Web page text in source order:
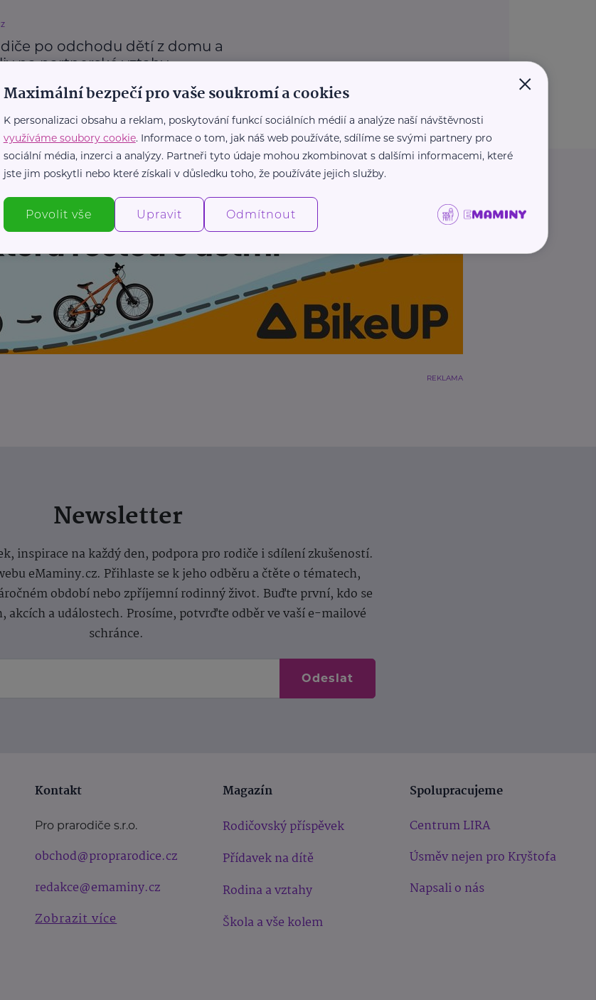
po odchodu dětí z domu a
na partnerské vztahy
Vztahy
REKLAMA
Newsletter
inspirace na každý den, podpora pro rodiče i sdílení zkušeností.
eMaminy.cz. Přihlaste se k jeho odběru a čtěte o tématech,
období nebo zpříjemní rodinný život. Buďte první, kdo se
akcích a událostech. Prosíme, potvrďte odběr ve vaší e-mailové
schránce.
Odeslat
Kontakt
Pro prarodiče s.r.o.
obchod@proprarodice.cz
redakce@emaminy.cz
Zobrazit více
Magazín
Rodičovský příspěvek
Přídavek na dítě
Rodina a vztahy
Škola a vše kolem
Spolupracujeme
Centrum LIRA
Úsměv nejen pro Kryštofa
Napsali o nás
×
Maximální bezpečí pro vaše soukromí a cookies
K personalizaci obsahu a reklam, poskytování funkcí sociálních médií a analýze naší návštěvnosti
využíváme soubory cookie. Informace o tom, jak náš web používáte, sdílíme se svými partnery pro
sociální média, inzerci a analýzy. Partneři tyto údaje mohou zkombinovat s dalšími informacemi, které
jste jim poskytli nebo které získali v důsledku toho, že používáte jejich služby.
Povolit vše Upravit Odmítnout